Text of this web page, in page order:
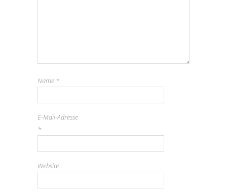
Name *
E-Mail-Adresse
*
Website